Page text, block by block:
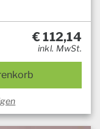
€112,14
inkl. MwSt.